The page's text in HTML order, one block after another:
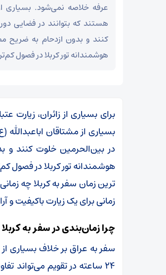
عرفه خلاصه نمی‌شود. بسیاری
هستند که بتوانند در فضایی
کنند و بدون ازدحام به ضریح
هوشمندانه تور کربلا در فصول
برای بسیاری از زائران، زیارت
بسیاری از مشتاقان
در بین‌الحرمین خلوت کنند و
هوشمندانه تور کربلا در فصول
ترین زمان سفر به کربلا چه
زمانی برای یک زیارت باکیفیت و
چرا زمان‌بندی در سفر به
سفر به عراق بر خلاف بسیاری
۲۴ ساعته در تقویم می‌تواند